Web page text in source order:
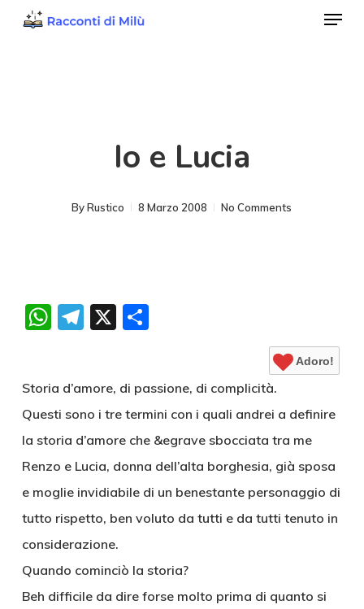
Menu
Io e Lucia
By Rustico 8 Marzo 2008 No Comments
WhatsApp
Telegram
X Condividi
Adoro!
Storia d’amore, di passione, di complicità.
Questi sono i tre termini con i quali andrei a definire
la storia d’amore che &egrave sbocciata tra me
Renzo e Lucia, donna dell’alta borghesia, già sposa
e moglie invidiabile di un benestante personaggio di
tutto rispetto, ben voluto da tutti e da tutti tenuto in
considerazione.
Quando cominciò la storia?
Beh difficile da dire forse molto prima di quanto si